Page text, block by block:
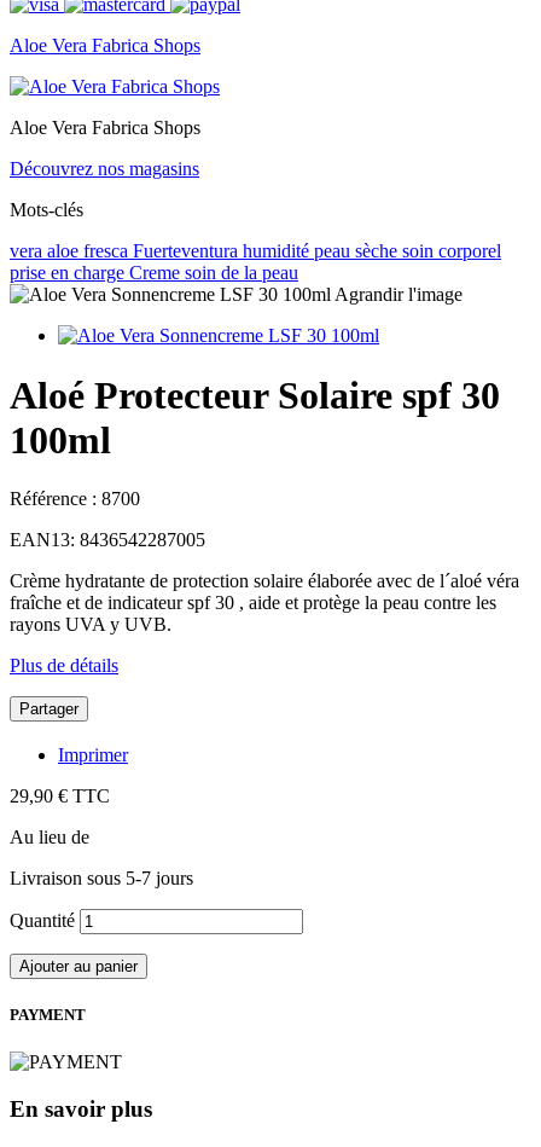
Aloe Vera Fabrica Shops
Aloe Vera Fabrica Shops
Découvrez nos magasins
Mots-clés
vera aloe fresca Fuerteventura humidité peau sèche soin corporel
prise en charge Creme soin de la peau
Agrandir l'image
Aloé Protecteur Solaire spf 30
100ml
Référence : 8700
EAN13: 8436542287005
Crème hydratante de protection solaire élaborée avec de l´aloé véra
fraîche et de indicateur spf 30 , aide et protège la peau contre les
rayons UVA y UVB.
Plus de détails
Partager
Imprimer
29,90 € TTC
Au lieu de
Livraison sous 5-7 jours
Quantité
Ajouter au panier
PAYMENT
En savoir plus